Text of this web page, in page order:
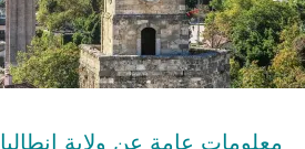
معلومات عامة عن ولاية انطاليا